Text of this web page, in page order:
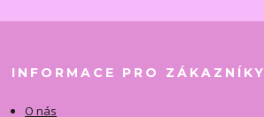
INFORMACE PRO ZÁKAZNÍKY
O nás